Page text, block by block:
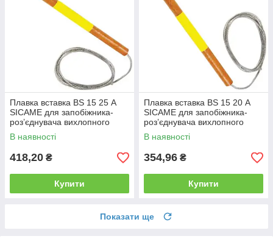
Плавка вставка BS 15 25 А
SICAME для запобіжника-
роз’єднувача вихлопного
типу, нитка запобіжника
В наявності
418,20 ₴
Купити
Плавка вставка BS 15 20 А
SICAME для запобіжника-
роз’єднувача вихлопного
типу, нитка запобіжника
В наявності
354,96 ₴
Купити
Показати ще